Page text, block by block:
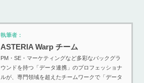
執筆者：
ASTERIA Warp チーム
PM・SE・マーケティングなど多彩なバックグラ
ウンドを持つ「データ連携」のプロフェッショナ
ルが、専門領域を超えたチームワークで「データ